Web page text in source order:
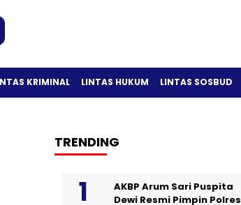
KRIMINAL LINTAS HUKUM LINTAS SOSBUD
TRENDING
AKBP Arum Sari Puspita
Dewi Resmi Pimpin Polres